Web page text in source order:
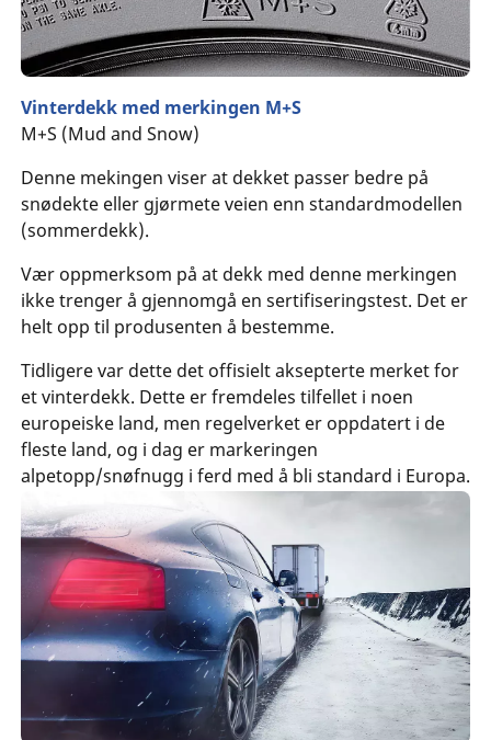
Vinterdekk med merkingen M+S
M+S (Mud and Snow)
Denne mekingen viser at dekket passer bedre på
snødekte eller gjørmete veien enn standardmodellen
(sommerdekk).
Vær oppmerksom på at dekk med denne merkingen
ikke trenger å gjennomgå en sertifiseringstest. Det er
helt opp til produsenten å bestemme.
Tidligere var dette det offisielt aksepterte merket for
et vinterdekk. Dette er fremdeles tilfellet i noen
europeiske land, men regelverket er oppdatert i de
fleste land, og i dag er markeringen
alpetopp/snøfnugg i ferd med å bli standard i Europa.